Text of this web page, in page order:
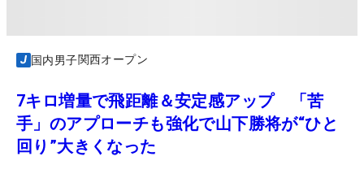
国内男子関西オープン
7キロ増量で飛距離＆安定感アップ 「苦
手」のアプローチも強化で山下勝将が“ひと
回り”大きくなった